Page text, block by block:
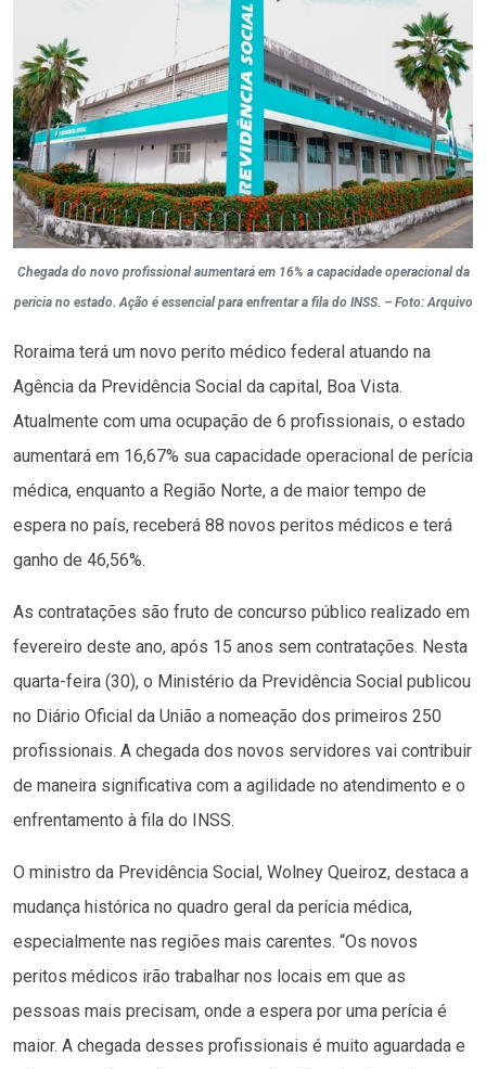
Chegada do novo profissional aumentará em 16% a capacidade operacional da
perícia no estado. Ação é essencial para enfrentar a fila do INSS. – Foto: Arquivo
Roraima terá um novo perito médico federal atuando na
Agência da Previdência Social da capital, Boa Vista.
Atualmente com uma ocupação de 6 profissionais, o estado
aumentará em 16,67% sua capacidade operacional de perícia
médica, enquanto a Região Norte, a de maior tempo de
espera no país, receberá 88 novos peritos médicos e terá
ganho de 46,56%.
As contratações são fruto de concurso público realizado em
fevereiro deste ano, após 15 anos sem contratações. Nesta
quarta-feira (30), o Ministério da Previdência Social publicou
no Diário Oficial da União a nomeação dos primeiros 250
profissionais. A chegada dos novos servidores vai contribuir
de maneira significativa com a agilidade no atendimento e o
enfrentamento à fila do INSS.
O ministro da Previdência Social, Wolney Queiroz, destaca a
mudança histórica no quadro geral da perícia médica,
especialmente nas regiões mais carentes. “Os novos
peritos médicos irão trabalhar nos locais em que as
pessoas mais precisam, onde a espera por uma perícia é
maior. A chegada desses profissionais é muito aguardada e